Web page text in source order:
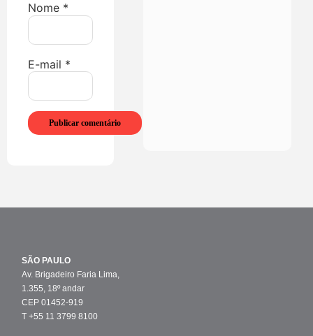
Nome *
E-mail *
SÃO PAULO
Av. Brigadeiro Faria Lima,
1.355, 18º andar
CEP 01452-919
T +55 11 3799 8100